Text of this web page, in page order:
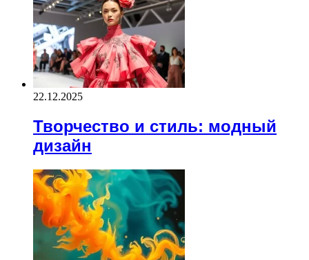
22.12.2025
Творчество и стиль: модный
дизайн